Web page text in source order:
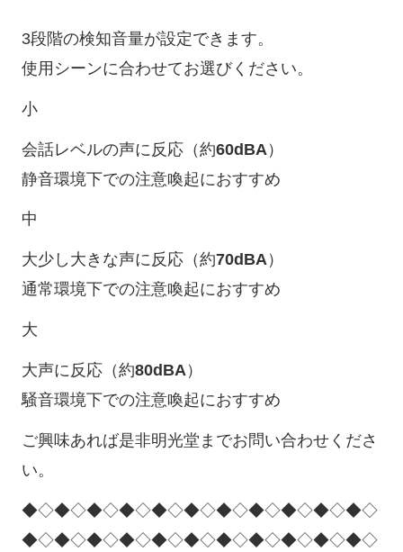
3段階の検知音量が設定できます。
使用シーンに合わせてお選びください。
小
会話レベルの声に反応（約60dBA ）
静音環境下での注意喚起におすすめ
中
大少し大きな声に反応（約70dBA）
通常環境下での注意喚起におすすめ
大
大声に反応（約80dBA）
騒音環境下での注意喚起におすすめ
ご興味あれば是非明光堂までお問い合わせくださ
い。
◆◇◆◇◆◇◆◇◆◇◆◇◆◇◆◇◆◇◆◇◆◇
◆◇◆◇◆◇◆◇◆◇◆◇◆◇◆◇◆◇◆◇◆◇